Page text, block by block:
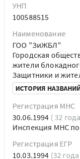
УНП
100588515
Наименование
ГОО "ЗиЖБЛ"
Городская
жители
Защитники и
ИСТОРИЯ
Регистрация МНС
30.06.1994 ( 32
Инспекция МНС
Регистрация ЕГР
10.03.1994 (32